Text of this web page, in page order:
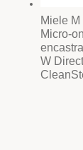
Miele
Micro-
W